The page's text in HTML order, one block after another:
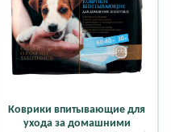
Коврики впитывающие для
ухода за домашними